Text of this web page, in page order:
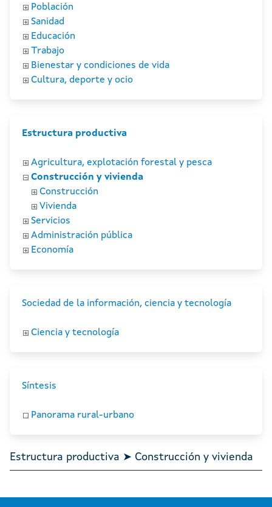
Población
Sanidad
Educación
Trabajo
Bienestar y condiciones de vida
Cultura, deporte y ocio
Estructura productiva
Agricultura, explotación forestal y pesca
Construcción y vivienda
Construcción
Vivienda
Servicios
Administración pública
Economía
Sociedad de la información, ciencia y tecnología
Ciencia y tecnología
Síntesis
Panorama rural-urbano
Estructura productiva ➤ Construcción y vivienda